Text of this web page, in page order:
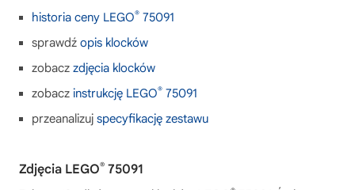
historia ceny LEGO® 75091
sprawdź opis klocków
zobacz zdjęcia klocków
zobacz instrukcję LEGO® 75091
przeanalizuj specyfikację zestawu
Zdjęcia LEGO® 75091